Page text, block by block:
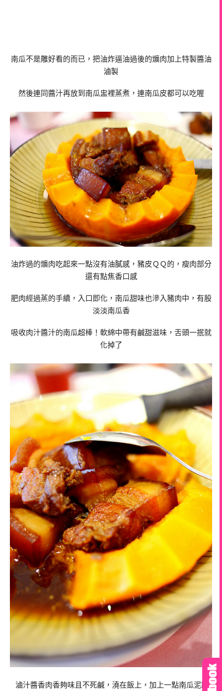
南瓜不是雕好看的而已，把油炸逼油過後的爌肉加上特製醬油
滷製
然後連同醬汁再放到南瓜盅裡蒸煮，連南瓜皮都可以吃喔
油炸過的爌肉吃起來一點沒有油膩感，豬皮ＱＱ的，瘦肉部分
還有點焦香口感
肥肉經過蒸的手續，入口即化，南瓜甜味也滲入豬肉中，有股
淡淡南瓜香
吸收肉汁醬汁的南瓜超棒！軟綿中帶有鹹甜滋味，舌頭一抿就
化掉了
滷汁醬香肉香夠味且不死鹹，澆在飯上，加上一點南瓜泥跟